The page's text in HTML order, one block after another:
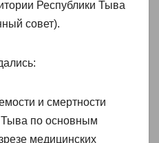
Республики Тыва
совет).
и смертности
Тыва по основным
медицинских